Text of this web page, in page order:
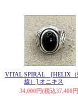
VITAL SPIRAL [HELIX（
旋）] オニキス
34,000円(税込37,400